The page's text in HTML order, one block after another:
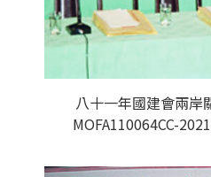
八十一年國建會兩岸
MOFA110064CC-